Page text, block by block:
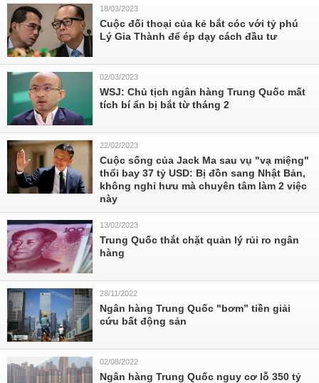
18/03/2023
Cuộc đối thoại của kẻ bắt cóc với tỷ phú
Lý Gia Thành để ép dạy cách đầu tư
02/03/2023
WSJ: Chủ tịch ngân hàng Trung Quốc mất
tích bí ẩn bị bắt từ tháng 2
22/02/2023
Cuộc sống của Jack Ma sau vụ "vạ miệng"
thổi bay 37 tỷ USD: Bị đồn sang Nhật Bản,
không nghỉ hưu mà chuyên tâm làm 2 việc
này
13/02/2023
Trung Quốc thắt chặt quản lý rủi ro ngân
hàng
28/11/2022
Ngân hàng Trung Quốc "bơm” tiền giải
cứu bất động sản
02/08/2022
Ngân hàng Trung Quốc nguy cơ lỗ 350 tỷ